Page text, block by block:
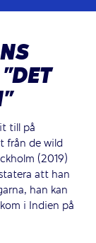
till på
från de wild
(2019)
att han
han kan
i Indien på